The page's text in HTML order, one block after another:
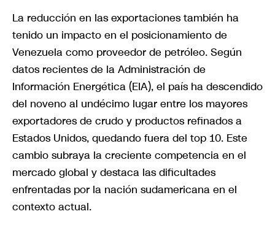
La reducción en las exportaciones también ha
tenido un impacto en el posicionamiento de
Venezuela como proveedor de petróleo. Según
datos recientes de la Administración de
Información Energética (EIA), el país ha descendido
del noveno al undécimo lugar entre los mayores
exportadores de crudo y productos refinados a
Estados Unidos, quedando fuera del top 10. Este
cambio subraya la creciente competencia en el
mercado global y destaca las dificultades
enfrentadas por la nación sudamericana en el
contexto actual.